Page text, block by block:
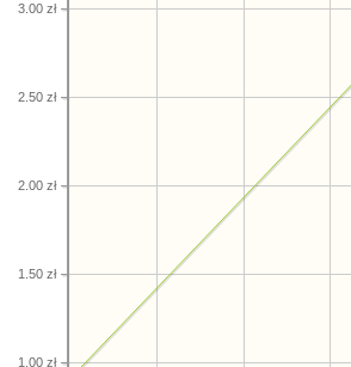
1.00 zł
1.50 zł
2.00 zł
2.50 zł
3.00 zł